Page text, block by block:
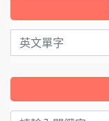
英文單字